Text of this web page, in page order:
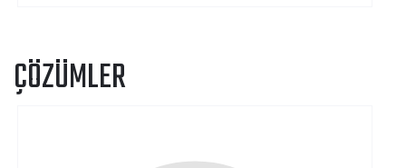
ÇÖZÜMLER